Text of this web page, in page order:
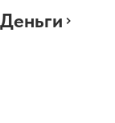
Деньги